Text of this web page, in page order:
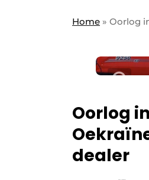
Privacy /
Video’s
Home » Oorlog
Oorlog
dealer